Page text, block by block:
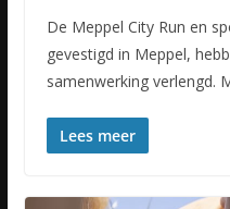
De Meppel City Run en
gevestigd in Meppel,
samenwerking verlengd.
Lees meer